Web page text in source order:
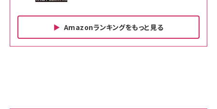
Amazonランキングをもっと見る